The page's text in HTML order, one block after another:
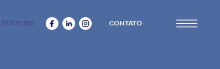
FESTURIS CONTATO